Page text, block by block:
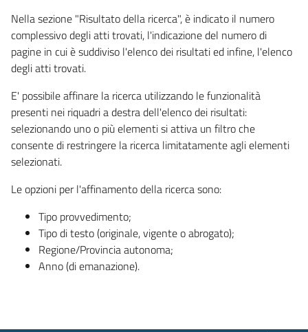
Nella sezione "Risultato della ricerca", è indicato il numero
complessivo degli atti trovati, l'indicazione del numero di
pagine in cui è suddiviso l'elenco dei risultati ed infine, l'elenco
degli atti trovati.
E' possibile affinare la ricerca utilizzando le funzionalità
presenti nei riquadri a destra dell'elenco dei risultati:
selezionando uno o più elementi si attiva un filtro che
consente di restringere la ricerca limitatamente agli elementi
selezionati.
Le opzioni per l'affinamento della ricerca sono:
Tipo provvedimento;
Tipo di testo (originale, vigente o abrogato);
Regione/Provincia autonoma;
Anno (di emanazione).